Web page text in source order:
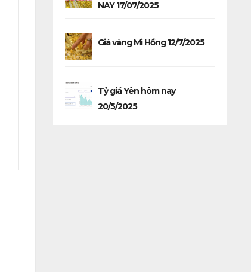
NAY 17/07/2025
Giá vàng Mi Hồng 12/7/2025
Tỷ giá Yên hôm nay
20/5/2025